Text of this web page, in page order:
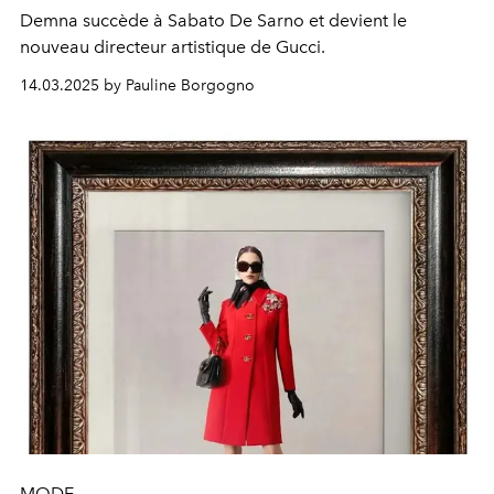
Demna succède à Sabato De Sarno et devient le
nouveau directeur artistique de Gucci.
14.03.2025 by Pauline Borgogno